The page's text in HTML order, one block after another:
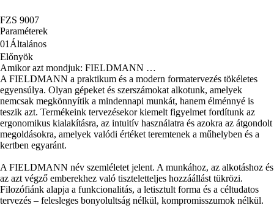
FZS 9007
Paraméterek
01 Általános
Előnyök
Amikor azt mondjuk: FIELDMANN …
A FIELDMANN a praktikum és a modern formatervezés tökéletes
egyensúlya. Olyan gépeket és szerszámokat alkotunk, amelyek
nemcsak megkönnyítik a mindennapi munkát, hanem élménnyé is
teszik azt. Termékeink tervezésekor kiemelt figyelmet fordítunk az
ergonomikus kialakításra, az intuitív használatra és azokra az átgondolt
megoldásokra, amelyek valódi értéket teremtenek a műhelyben és a
kertben egyaránt.
A FIELDMANN név szemléletet jelent. A munkához, az alkotáshoz és
az azt végző emberekhez való tiszteletteljes hozzáállást tükrözi.
Filozófiánk alapja a funkcionalitás, a letisztult forma és a céltudatos
tervezés – felesleges bonyolultság nélkül, kompromisszumok nélkül.